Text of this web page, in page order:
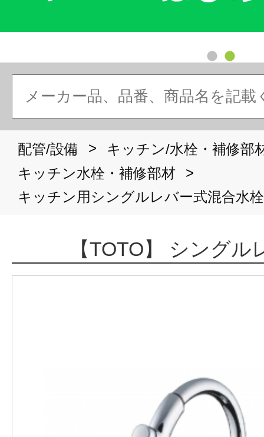
配管/設備 >
キッチン/水栓・補修部
キッチン水栓・補修部材
>
キッチン用シングルレバー式混合水栓
【TOTO】 シングル